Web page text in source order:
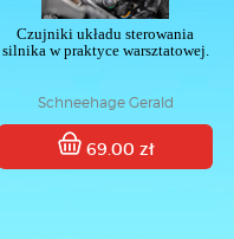
Czujniki układu sterowania
silnika w praktyce warsztatowej.
Schneehage Gerald
69.00 zł